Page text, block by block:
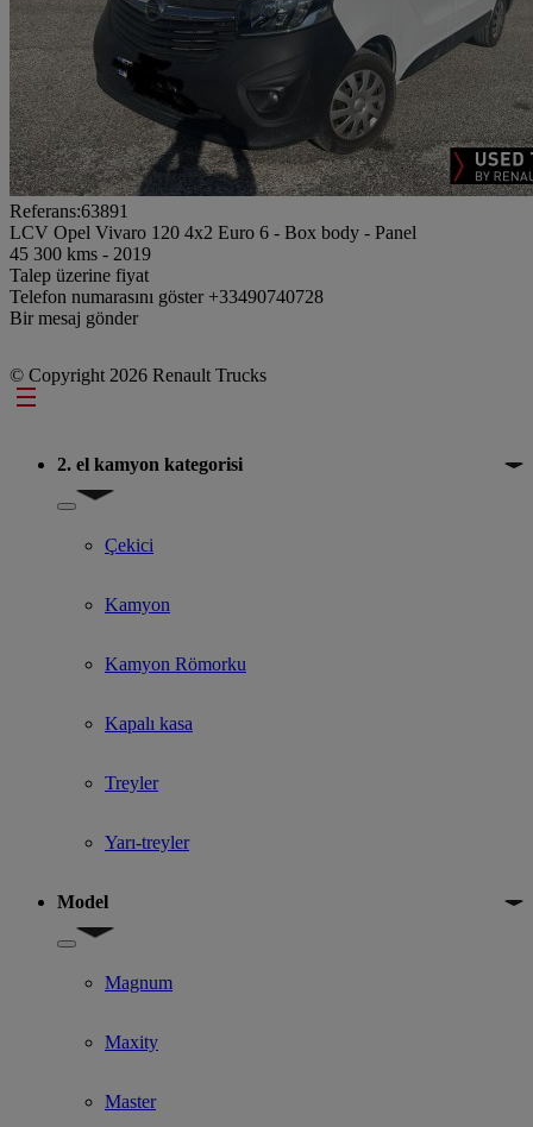
Referans:63891
LCV Opel Vivaro 120 4x2 Euro 6 - Box body - Panel
45 300 kms - 2019
Talep üzerine fiyat
Telefon numarasını göster +33490740728
Bir mesaj gönder
© Copyright 2026 Renault Trucks
Footer
2. el kamyon kategorisi
Show submenu for 2. el kamyon kategorisi
Çekici
Kamyon
Kamyon Römorku
Kapalı kasa
Treyler
Yarı-treyler
Model
Show submenu for Model
Magnum
Maxity
Master